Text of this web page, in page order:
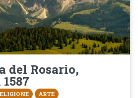
del Rosario,
ARTE